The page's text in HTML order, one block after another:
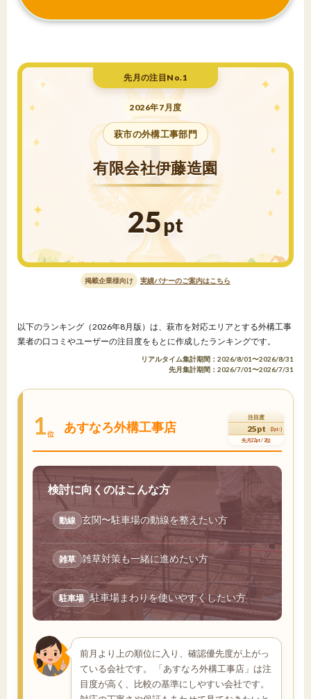
先月の注目No.1
2026年7月度
萩市の外構工事部門
有限会社伊藤造園
25pt
掲載企業様向け 実績バナーのご案内はこちら
以下のランキング（2026年8月版）は、萩市を対応エリアとする外構工事
業者の口コミやユーザーの注目度をもとに作成したランキングです。
リアルタイム集計期間：2026/8/01〜2026/8/31
先月集計期間：2026/7/01〜2026/7/31
1位 あすなろ外構工事店
注目度
25pt (3pt↑)
先月22pt / 2位
検討に向くのはこんな方
動線 玄関〜駐車場の動線を整えたい方
雑草 雑草対策も一緒に進めたい方
駐車場 駐車場まわりを使いやすくしたい方
前月より上の順位に入り、確認優先度が上がっ
ている会社です。 「あすなろ外構工事店」は注
目度が高く、比較の基準にしやすい会社です。